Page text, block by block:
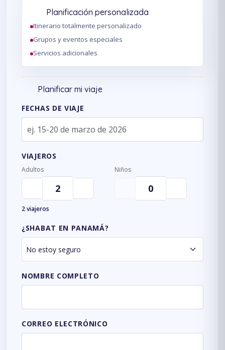
Planificación personalizada
Itinerario totalmente personalizado
Grupos y eventos especiales
Servicios adicionales
Planificar mi viaje
FECHAS DE VIAJE
VIAJEROS
Adultos Niños
2 viajeros
¿SHABAT EN PANAMÁ?
NOMBRE COMPLETO
CORREO ELECTRÓNICO